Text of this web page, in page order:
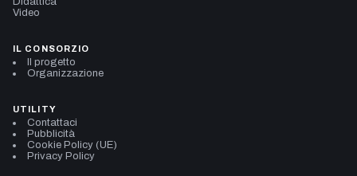
Video
IL CONSORZIO
Il progetto
Organizzazione
UTILITY
Contattaci
Pubblicità
Cookie Policy (UE)
Privacy Policy